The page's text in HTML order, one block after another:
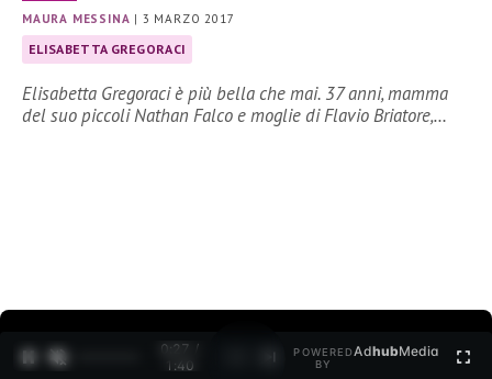
MAURA MESSINA | 3 MARZO 2017
ELISABETTA GREGORACI
Elisabetta Gregoraci è più bella che mai. 37 anni, mamma
del suo piccoli Nathan Falco e moglie di Flavio Briatore,…
0:27 /
1:40
POWERED
BY
AdhubMedia